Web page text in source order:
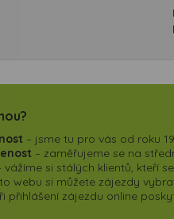
– jsme tu pro vás od roku
– zaměřujeme se na
vážíme si stálých klientů, kteří
webu si můžete zájezdy
přihlášení zájezdu online